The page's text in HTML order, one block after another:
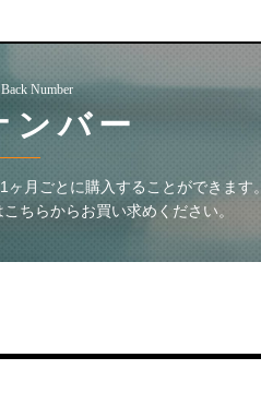
Number
ンバー
月ごとに購入することができます。
ちらからお買い求めください。